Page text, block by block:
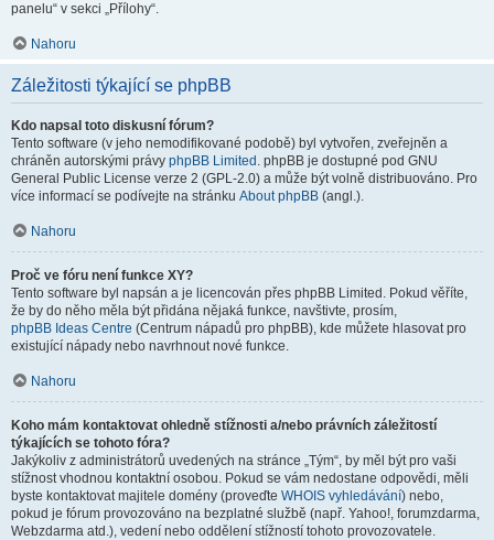
panelu“ v sekci „Přílohy“.
Nahoru
Záležitosti týkající se phpBB
Kdo napsal toto diskusní fórum?
Tento software (v jeho nemodifikované podobě) byl vytvořen, zveřejněn a
chráněn autorskými právy phpBB Limited . phpBB je dostupné pod GNU
General Public License verze 2 (GPL-2.0) a může být volně distribuováno. Pro
více informací se podívejte na stránku About phpBB (angl.).
Nahoru
Proč ve fóru není funkce XY?
Tento software byl napsán a je licencován přes phpBB Limited. Pokud věříte,
že by do něho měla být přidána nějaká funkce, navštivte, prosím,
phpBB Ideas Centre (Centrum nápadů pro phpBB), kde můžete hlasovat pro
existující nápady nebo navrhnout nové funkce.
Nahoru
Koho mám kontaktovat ohledně stížnosti a/nebo právních záležitostí
týkajících se tohoto fóra?
Jakýkoliv z administrátorů uvedených na stránce „Tým“, by měl být pro vaši
stížnost vhodnou kontaktní osobou. Pokud se vám nedostane odpovědi, měli
byste kontaktovat majitele domény (proveďte WHOIS vyhledávání) nebo,
pokud je fórum provozováno na bezplatné službě (např. Yahoo!, forumzdarma,
Webzdarma atd.), vedení nebo oddělení stížností tohoto provozovatele.